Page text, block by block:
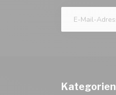
Kategorien